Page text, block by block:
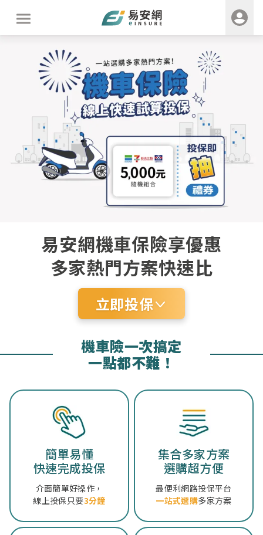
易安網機車保險享優惠
多家熱門方案快速比
立即投保
機車險一次搞定
一點都不難！
簡單易懂
快速完成投保
介面簡單好操作，
線上投保只要3分鐘
集合多家方案
選購超方便
最便利網路投保平台
一站式選購多家方案